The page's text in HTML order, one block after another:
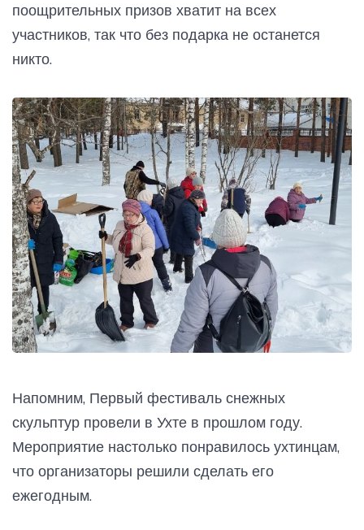
поощрительных призов хватит на всех
участников, так что без подарка не останется
никто.
Напомним, Первый фестиваль снежных
скульптур провели в Ухте в прошлом году.
Мероприятие настолько понравилось ухтинцам,
что организаторы решили сделать его
ежегодным.